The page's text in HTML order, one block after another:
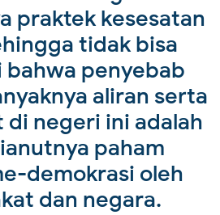
praktek kesesatan
tidak bisa
penyebab
aliran serta
di negeri ini adalah
paham
demokrasi oleh
dan negara.